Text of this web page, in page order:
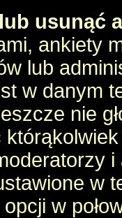
usunąć
ankiety
lub
w danym
nie
w
w